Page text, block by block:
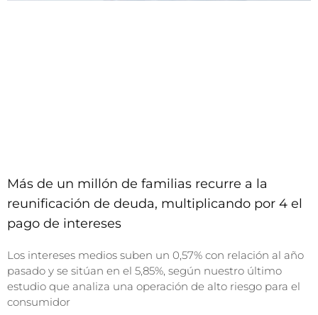
Más de un millón de familias recurre a la
reunificación de deuda, multiplicando por 4 el
pago de intereses
Los intereses medios suben un 0,57% con relación al año
pasado y se sitúan en el 5,85%, según nuestro último
estudio que analiza una operación de alto riesgo para el
consumidor